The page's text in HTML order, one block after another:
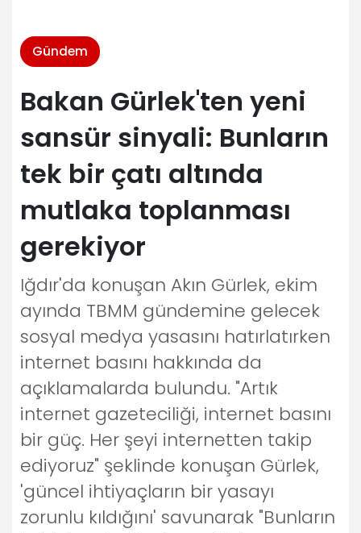
Gündem
Bakan Gürlek'ten yeni
sansür sinyali: Bunların
tek bir çatı altında
mutlaka toplanması
gerekiyor
Iğdır'da konuşan Akın Gürlek, ekim
ayında TBMM gündemine gelecek
sosyal medya yasasını hatırlatırken
internet basını hakkında da
açıklamalarda bulundu. "Artık
internet gazeteciliği, internet basını
bir güç. Her şeyi internetten takip
ediyoruz" şeklinde konuşan Gürlek,
'güncel ihtiyaçların bir yasayı
zorunlu kıldığını' savunarak "Bunların